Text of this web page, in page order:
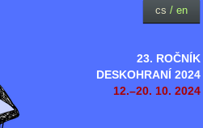
23. ROČNÍK
DESKOHRANÍ 2024
12.–20. 10. 2024
cs / en